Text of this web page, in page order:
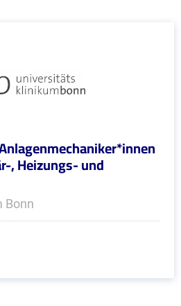
, Heizungs- und
Bonn